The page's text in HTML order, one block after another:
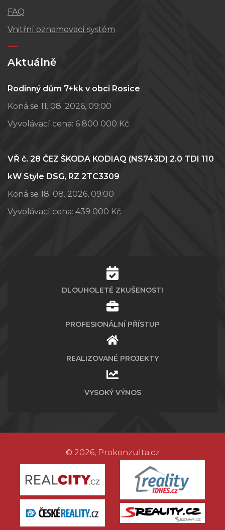
FAQ
Vnitřní oznamovací systém
Aktuálně
Rodinný dům 7+kk v obci Rosice
Koná se 11. 08. 2026, 09:00
Vyvolávací cena: 6 800 000 Kč
VŘ č. 28 ČEZ ŠKODA KODIAQ (NS743D) 2.0 TDI 110
kW Style DSG, RZ 2TC3309
Koná se 18. 08. 2026, 09:00
Vyvolávací cena: 439 000 Kč
DLOUHOLETÉ ZKUŠENOSTI
PROFESIONÁLNÍ PŘÍSTUP
REALIZOVANÉ PROJEKTY
VYSOKÝ VÝNOS
© 2026, Prokonzulta.cz